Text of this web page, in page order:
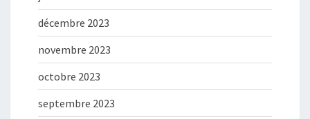
décembre 2023
novembre 2023
octobre 2023
septembre 2023